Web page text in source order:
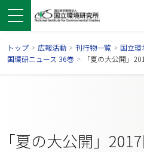
トップ > 広報活動 > 刊行物一覧 > 国立環
国環研ニュース 36巻 > 「夏の大公開」
「夏の大公開」